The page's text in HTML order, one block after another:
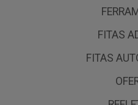
FITAS
FITAS